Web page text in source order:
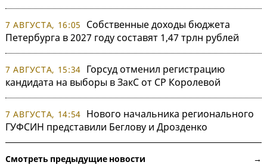
7 АВГУСТА, 16:05
Собственные доходы бюджета
Петербурга в 2027 году составят 1,47 трлн рублей
7 АВГУСТА, 15:34 Горсуд отменил регистрацию
кандидата на выборы в ЗакС от СР Королевой
7 АВГУСТА, 14:54 Нового начальника регионального
ГУФСИН представили Беглову и Дрозденко
Смотреть предыдущие новости →